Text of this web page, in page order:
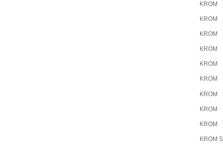
KROM
KROM
KROM
KROM
KROM
KROM
KROM
KROM
KROM
KROM